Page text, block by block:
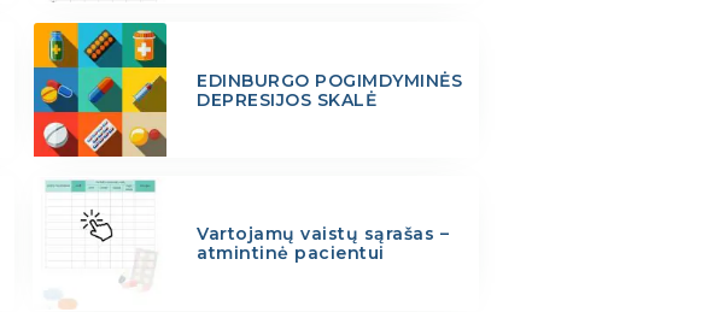
EDINBURGO POGIMDYMINĖS
DEPRESIJOS SKALĖ
Vartojamų vaistų sąrašas –
atmintinė pacientui